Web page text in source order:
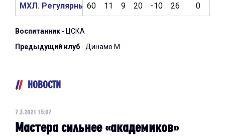
60 11 9 20 -10 26 0
МХЛ. Регулярный чемпионат 2020/2021
Воспитанник - ЦСКА
Предыдущий клуб - Динамо М
НОВОСТИ
7.3.2021 15:07
Мастера сильнее «академиков»